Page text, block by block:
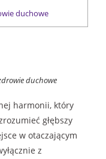
duchowe
duchowe
harmonii, który
głębszy
w otaczającym
z